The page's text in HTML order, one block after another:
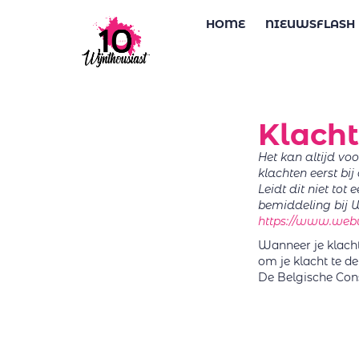
HOME NIEUWSFLASH
Het kan altijd
klachten eerst
Leidt dit niet tot
bemiddeling bij
https://
Wanneer je
om je klacht te
De Belgische